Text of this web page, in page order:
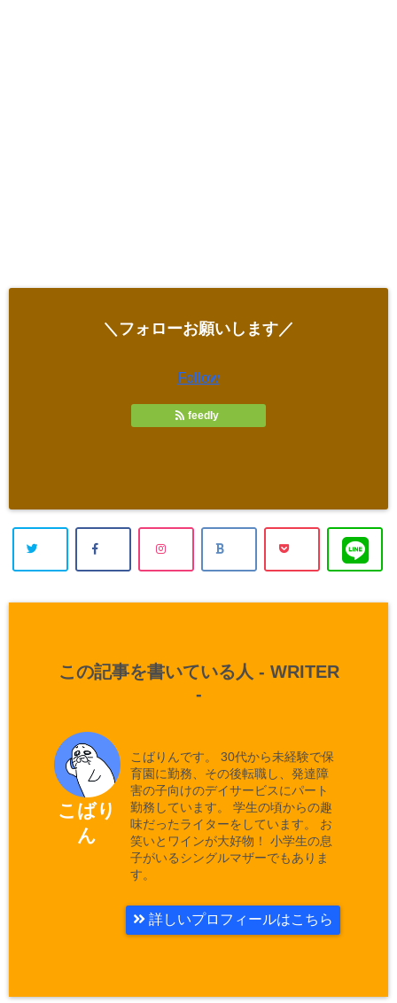
＼フォローお願いします／
Follow
feedly
この記事を書いている人 - WRITER
-
こばり
ん
こばりんです。 30代から未経験で保
育園に勤務、その後転職し、発達障
害の子向けのデイサービスにパート
勤務しています。 学生の頃からの趣
味だったライターをしています。 お
笑いとワインが大好物！ 小学生の息
子がいるシングルマザーでもありま
す。
詳しいプロフィールはこちら